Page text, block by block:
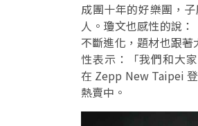
成團十年的好樂團，
人。瓊文也感性的說
不斷進化，題材也跟
性表示：「我們和大
在 Zepp New Taipei
熱賣中。